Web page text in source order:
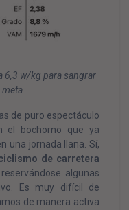
6,3 w/kg para sangrar
de puro espectáculo
el bochorno que ya
una jornada llana. Sí,
de carretera
algunas
Es muy difícil de
de manera activa